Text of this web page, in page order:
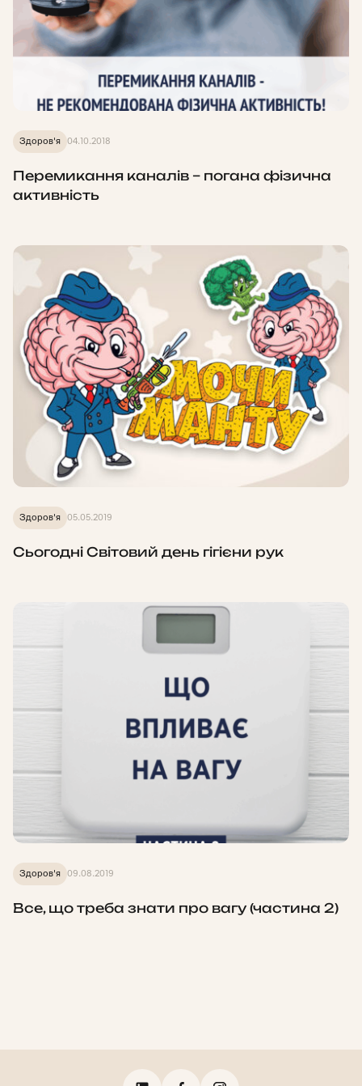
Здоров'я 04.10.2018
Перемикання каналів – погана фізична
активність
Здоров'я 05.05.2019
Сьогодні Світовий день гігієни рук
Здоров'я 09.08.2019
Все, що треба знати про вагу (частина 2)